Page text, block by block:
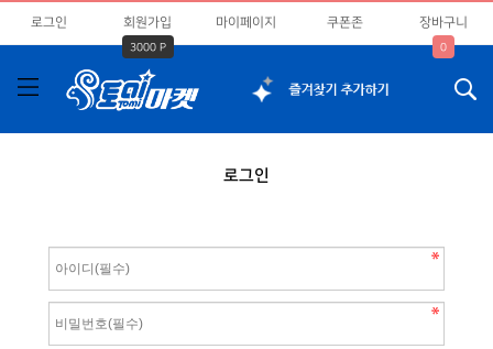
로그인 회원가입
3000 P
마이페이지 쿠폰존 장바구니
0
로그인